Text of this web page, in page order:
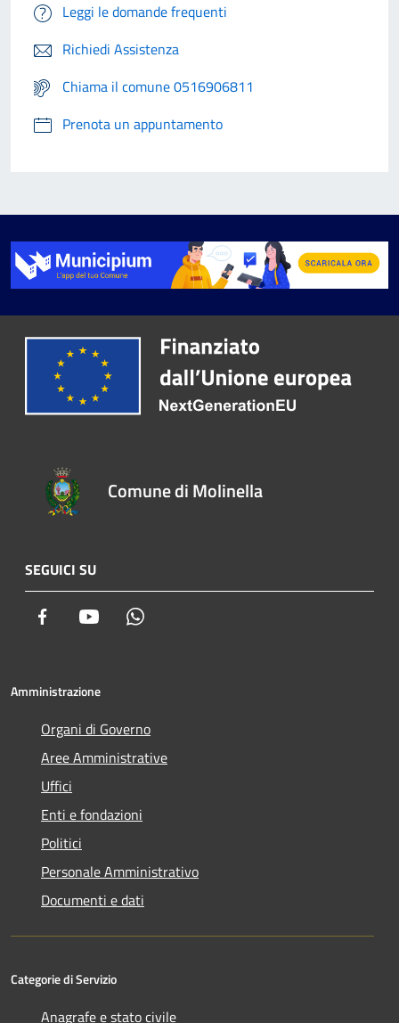
Leggi le domande frequenti
Richiedi Assistenza
Chiama il comune 0516906811
Prenota un appuntamento
Comune di Molinella
SEGUICI SU
Facebook Youtube
Amministrazione
Organi di Governo
Aree Amministrative
Uffici
Enti e fondazioni
Politici
Personale Amministrativo
Documenti e dati
Categorie di Servizio
Anagrafe e stato civile